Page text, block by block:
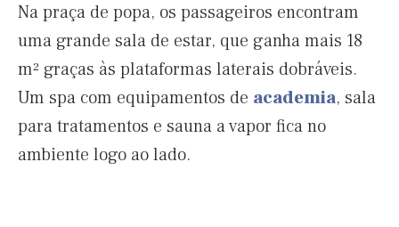
Na praça de popa, os passageiros encontram
uma grande sala de estar, que ganha mais 18
m² graças às plataformas laterais dobráveis.
Um spa com equipamentos de academia, sala
para tratamentos e sauna a vapor fica no
ambiente logo ao lado.